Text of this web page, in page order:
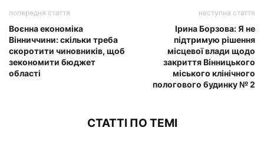
попередня стаття
Воєнна економіка
Вінниччини: скільки треба
скоротити чиновників, щоб
зекономити бюджет
області
наступна стаття
Ірина Борзова: Я не
підтримую рішення
місцевої влади щодо
закриття Вінницького
міського клінічного
пологового будинку № 2
СТАТТІ ПО ТЕМІ